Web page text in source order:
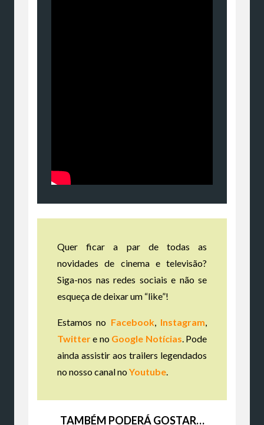
Quer ficar a par de todas as
novidades de cinema e televisão?
Siga-nos nas redes sociais e não se
esqueça de deixar um “like”!
Estamos no Facebook, Instagram
Twittere no Google Notícias . Pode
ainda assistir aos trailers legendados
no nosso canal noYoutube
TAMBÉM PODERÁ GOSTAR…